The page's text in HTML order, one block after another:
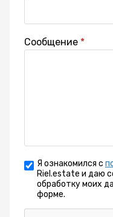
Сообщение
Я ознакомился с
Riel.estate и даю
обработку моих
форме.